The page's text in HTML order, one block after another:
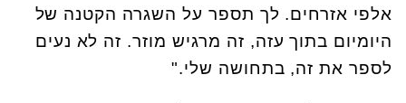
אלפי אזרחים. לך תספר על השגרה הקטנה של
היומיום בתוך עזה, זה מרגיש מוזר. זה לא נעים
לספר את זה, בתחושה שלי."